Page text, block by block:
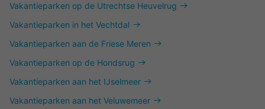
Vakantieparken op de Utrechtse Heuvelrug
Vakantieparken in het Vechtdal
Vakantieparken aan de Friese Meren
Vakantieparken op de Hondsrug
Vakantieparken aan het IJselmeer
Vakantieparken aan het Veluwemeer